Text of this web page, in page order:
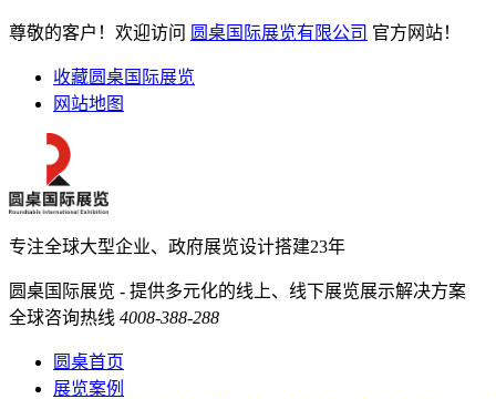
尊敬的客户！欢迎访问 圆桌国际展览有限公司 官方网站！
收藏圆桌国际展览
网站地图
专注全球大型企业、政府展览设计搭建23年
圆桌国际展览 - 提供多元化的线上、线下展览展示解决方案
全球咨询热线 4008-388-288
圆桌首页
展览案例